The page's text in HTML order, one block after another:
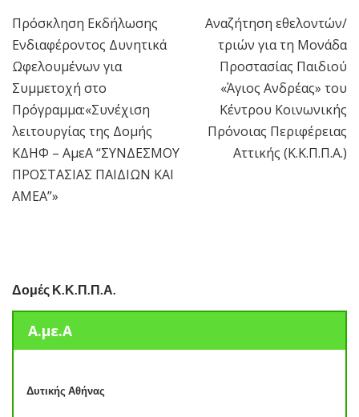
Πλοήγηση
άρθρων
Πρόσκληση Εκδήλωσης
Ενδιαφέροντος Δυνητικά
Ωφελουμένων για
Συμμετοχή στο
Πρόγραμμα:«Συνέχιση
λειτουργίας της Δομής
ΚΔΗΦ – ΑμεΑ “ΣΥΝΔΕΣΜΟY
ΠΡΟΣΤΑΣΙΑΣ ΠΑΙΔΙΩΝ ΚΑΙ
ΑΜΕΑ”»
Αναζήτηση εθελοντών/
τριών για τη Μονάδα
Προστασίας Παιδιού
«Άγιος Ανδρέας» του
Κέντρου Κοινωνικής
Πρόνοιας Περιφέρειας
Αττικής (Κ.Κ.Π.Π.Α.)
Δομές Κ.Κ.Π.Π.Α.
Α.με.Α
Δυτικής Αθήνας